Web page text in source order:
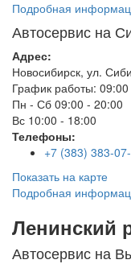
Подробная
Автосервис на
Адрес:
Новосибирск, ул.
График работы:
Пн - Сб 09:00 - 20:00
Вс 10:00 - 18:00
Телефоны:
+7 (383) 383-
Показать на карте
Подробная
Ленинский
Автосервис на